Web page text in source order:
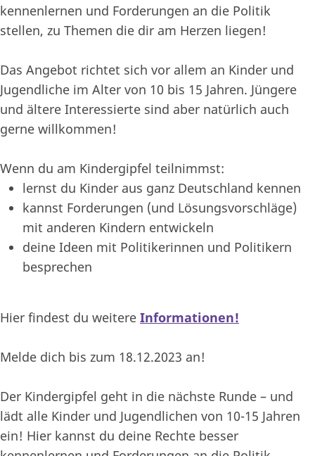
kennenlernen und Forderungen an die Politik
stellen, zu Themen die dir am Herzen liegen!
Das Angebot richtet sich vor allem an Kinder und
Jugendliche im Alter von 10 bis 15 Jahren. Jüngere
und ältere Interessierte sind aber natürlich auch
gerne willkommen!
Wenn du am Kindergipfel teilnimmst:
lernst du Kinder aus ganz Deutschland kennen
kannst Forderungen (und Lösungsvorschläge)
mit anderen Kindern entwickeln
deine Ideen mit Politikerinnen und Politikern
besprechen
Hier findest du weitere Informationen!
Melde dich bis zum 18.12.2023 an!
Der Kindergipfel geht in die nächste Runde – und
lädt alle Kinder und Jugendlichen von 10-15 Jahren
ein! Hier kannst du deine Rechte besser